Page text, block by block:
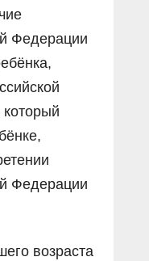
Федерации
Федерации
возраста